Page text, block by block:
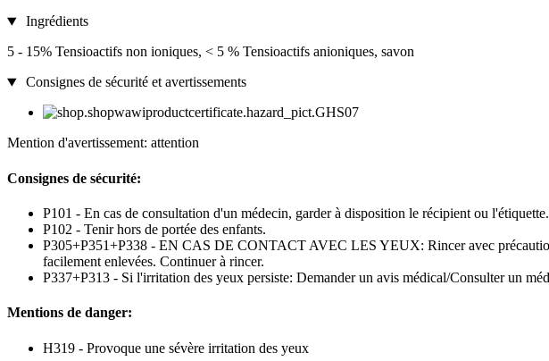
Ingrédients
5 - 15% Tensioactifs non ioniques, < 5 % Tensioactifs anioniques, savon
Consignes de sécurité et avertissements
Mention d'avertissement: attention
Consignes de sécurité:
P101 - En cas de consultation d'un médecin, garder à disposition le récipient ou l'étiquette.
P102 - Tenir hors de portée des enfants.
P305+P351+P338 - EN CAS DE CONTACT AVEC LES YEUX: Rincer avec
facilement enlevées. Continuer à rincer.
P337+P313 - Si l'irritation des yeux persiste: Demander un avis médical/Consulter un
Mentions de danger:
H319 - Provoque une sévère irritation des yeux